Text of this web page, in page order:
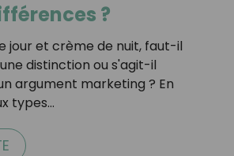
?
jour et crème de nuit, faut-il
distinction ou s'agit-il
argument marketing ? En
types…